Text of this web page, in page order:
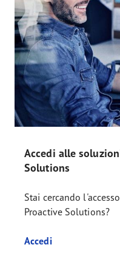
Accedi alle
Solutions
Stai cercando
Proactive Solutions?
Accedi